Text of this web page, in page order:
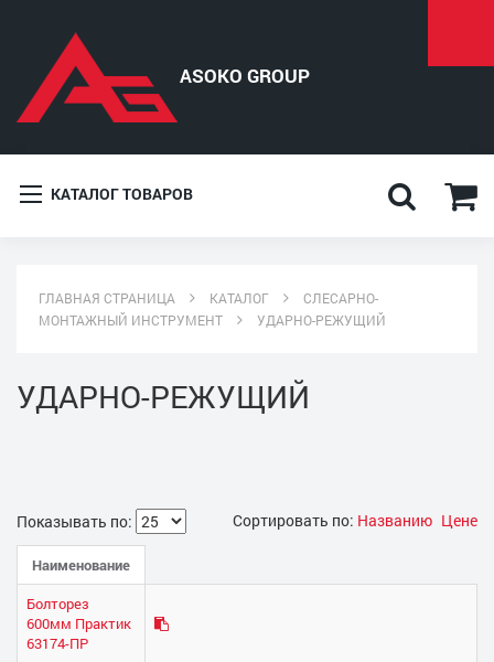
КАТАЛОГ ТОВАРОВ
ГЛАВНАЯ СТРАНИЦА КАТАЛОГ
СЛЕСАРНО-
МОНТАЖНЫЙ ИНСТРУМЕНТ
УДАРНО-РЕЖУЩИЙ
УДАРНО-РЕЖУЩИЙ
Показывать по: Сортировать по: Названию Цене
Наименование
Болторез
600мм Практик
63174-ПР